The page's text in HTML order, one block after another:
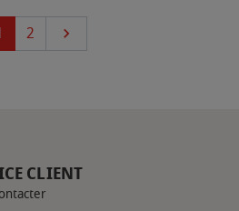
2 Suivant

CLIENT